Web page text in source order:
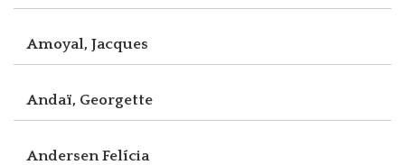
Amoyal, Jacques
Andaï, Georgette
Andersen Felícia